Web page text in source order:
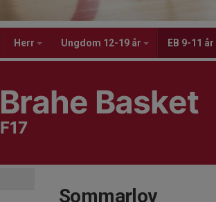
Herr Ungdom 12-19 år EB 9-11 år
Brahe Basket
F17
Sommarlov